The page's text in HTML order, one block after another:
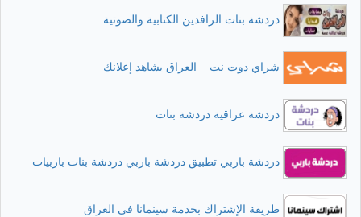
دردشة بنات الرافدين الكتابية والصوتية
شراي دوت نت – العراق يشاهد إعلانك
دردشة عراقية دردشة بنات
دردشة باربي تطبيق دردشة باربي دردشة بنات باربيات
طريقة الإشتراك بخدمة سينمانا في العراق